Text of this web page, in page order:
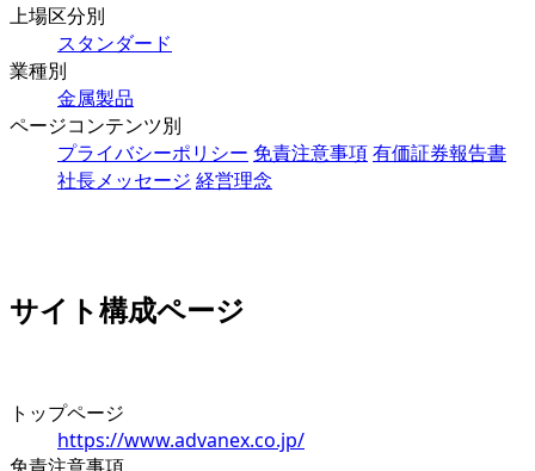
上場区分別
スタンダード
業種別
金属製品
ページコンテンツ別
プライバシーポリシー 免責注意事項有価証券報告書
社長メッセージ 経営理念
サイト構成ページ
トップページ
https://www.advanex.co.jp/
免責注意事項